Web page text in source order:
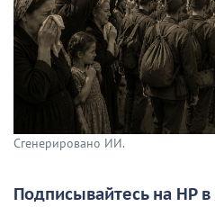
Сгенерировано ИИ.
Подписывайтесь на НР в